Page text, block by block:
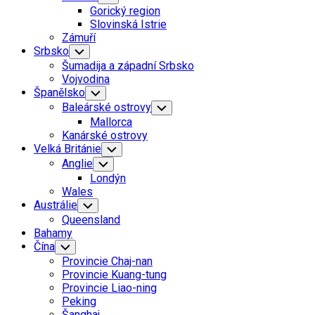
Child
Menu
Gorický region
Slovinská Istrie
Zámuří
Srbsko Toggle
Child
Menu
Šumadija a západní Srbsko
Vojvodina
Španělsko Toggle
Child
Menu
Baleárské ostrovy Toggle
Child
Mallorca
Kanárské ostrovy
Velká Británie Toggle
Child
Menu
Anglie Toggle
Child
Menu
Londýn
Wales
Austrálie Toggle
Child
Menu
Queensland
Bahamy
Čína Toggle
Child
Menu
Provincie Chaj-nan
Provincie Kuang-tung
Provincie Liao-ning
Peking